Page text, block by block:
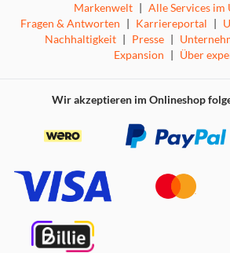
Markenwelt | Alle Services im
Fragen & Antworten | Karriereportal |
Nachhaltigkeit | Presse |
Expansion | Über
Wir akzeptieren im Onlineshop